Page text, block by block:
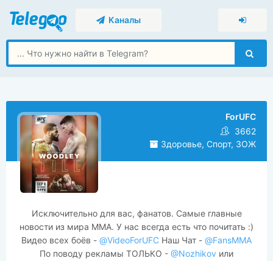
Каналы
ForUFC
3662
Здоровье, Спорт, ЗОЖ
Исключительно для вас, фанатов. Самые главные
новости из мира ММА. У нас всегда есть что почитать :)
Видео всех боёв - @VideoForUFC Наш Чат - @FansMMA
По поводу рекламы ТОЛЬКО - @Nozhikov или